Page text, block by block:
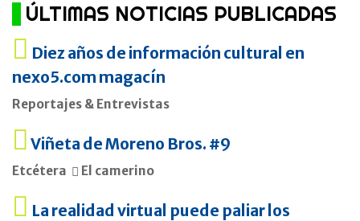
ÚLTIMAS NOTICIAS PUBLICADAS
Diez años de información cultural en
nexo5.com magacín
Reportajes & Entrevistas
Viñeta de Moreno Bros. #9
Etcétera El camerino
La realidad virtual puede paliar los